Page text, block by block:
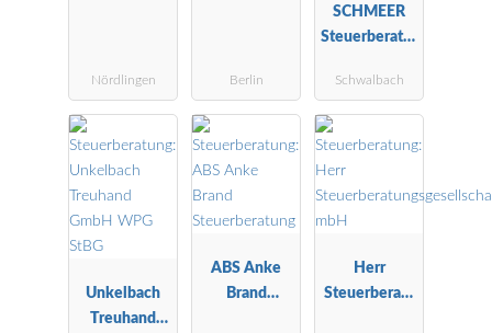
Nördlingen Berlin
SCHMEER
Steuerberater
üfer
Schwalbach
Unkelbach
Treuhand
ABS Anke
Brand
Herr
Steuerberatu